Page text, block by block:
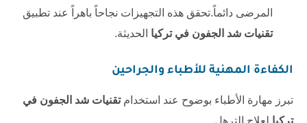
المرضى دائماً.تحقق هذه التجهيزات نجاحاً باهراً عند تطبيق
تقنيات شد الجفون في تركيا الحديثة.
الكفاءة المهنية للأطباء والجراحين
تبرز مهارة الأطباء بوضوح عند استخدامتقنيات شد الجفون في
تركيا لعلاج الترهل.